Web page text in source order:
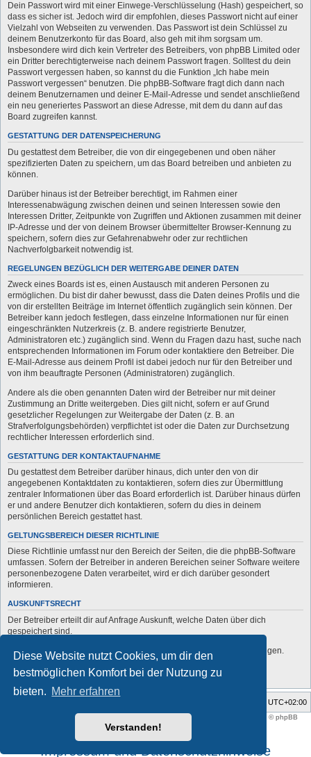
Diese Website nutzt Cookies, um dir den
bestmöglichen Komfort bei der Nutzung zu
bieten. Mehr erfahren
Verstanden!
Dein Passwort wird mit einer Einwege-Verschlüsselung (Hash) gespeichert, so
dass es sicher ist. Jedoch wird dir empfohlen, dieses Passwort nicht auf einer
Vielzahl von Webseiten zu verwenden. Das Passwort ist dein Schlüssel zu
deinem Benutzerkonto für das Board, also geh mit ihm sorgsam um.
Insbesondere wird dich kein Vertreter des Betreibers, von phpBB Limited oder
ein Dritter berechtigterweise nach deinem Passwort fragen. Solltest du dein
Passwort vergessen haben, so kannst du die Funktion „Ich habe mein
Passwort vergessen“ benutzen. Die phpBB-Software fragt dich dann nach
deinem Benutzernamen und deiner E-Mail-Adresse und sendet anschließend
ein neu generiertes Passwort an diese Adresse, mit dem du dann auf das
Board zugreifen kannst.
GESTATTUNG DER DATENSPEICHERUNG
Du gestattest dem Betreiber, die von dir eingegebenen und oben näher
spezifizierten Daten zu speichern, um das Board betreiben und anbieten zu
können.
Darüber hinaus ist der Betreiber berechtigt, im Rahmen einer
Interessenabwägung zwischen deinen und seinen Interessen sowie den
Interessen Dritter, Zeitpunkte von Zugriffen und Aktionen zusammen mit deiner
IP-Adresse und der von deinem Browser übermittelter Browser-Kennung zu
speichern, sofern dies zur Gefahrenabwehr oder zur rechtlichen
Nachverfolgbarkeit notwendig ist.
REGELUNGEN BEZÜGLICH DER WEITERGABE DEINER DATEN
Zweck eines Boards ist es, einen Austausch mit anderen Personen zu
ermöglichen. Du bist dir daher bewusst, dass die Daten deines Profils und die
von dir erstellten Beiträge im Internet öffentlich zugänglich sein können. Der
Betreiber kann jedoch festlegen, dass einzelne Informationen nur für einen
eingeschränkten Nutzerkreis (z. B. andere registrierte Benutzer,
Administratoren etc.) zugänglich sind. Wenn du Fragen dazu hast, suche nach
entsprechenden Informationen im Forum oder kontaktiere den Betreiber. Die
E-Mail-Adresse aus deinem Profil ist dabei jedoch nur für den Betreiber und
von ihm beauftragte Personen (Administratoren) zugänglich.
Andere als die oben genannten Daten wird der Betreiber nur mit deiner
Zustimmung an Dritte weitergeben. Dies gilt nicht, sofern er auf Grund
gesetzlicher Regelungen zur Weitergabe der Daten (z. B. an
Strafverfolgungsbehörden) verpflichtet ist oder die Daten zur Durchsetzung
rechtlicher Interessen erforderlich sind.
GESTATTUNG DER KONTAKTAUFNAHME
Du gestattest dem Betreiber darüber hinaus, dich unter den von dir
angegebenen Kontaktdaten zu kontaktieren, sofern dies zur Übermittlung
zentraler Informationen über das Board erforderlich ist. Darüber hinaus dürfen
er und andere Benutzer dich kontaktieren, sofern du dies in deinem
persönlichen Bereich gestattet hast.
GELTUNGSBEREICH DIESER RICHTLINIE
Diese Richtlinie umfasst nur den Bereich der Seiten, die die phpBB-Software
umfassen. Sofern der Betreiber in anderen Bereichen seiner Software weitere
personenbezogene Daten verarbeitet, wird er dich darüber gesondert
informieren.
AUSKUNFTSRECHT
Der Betreiber erteilt dir auf Anfrage Auskunft, welche Daten über dich
gespeichert sind.
Du kannst jederzeit die Löschung bzw. Sperrung deiner Daten verlangen.
Kontaktiere hierzu bitte den Betreiber.
UTC+02:00
support forum tricolor phpBB
® Forum Software © phpBB
Limited
Deutsche Übersetzung durch
Impressum und Datenschutzhinweise